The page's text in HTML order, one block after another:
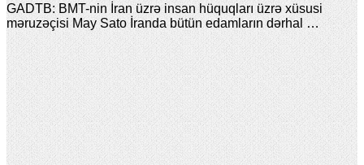
GADTB: BMT-nin İran üzrə insan hüquqları üzrə xüsusi
məruzəçisi May Sato İranda bütün edamların dərhal …